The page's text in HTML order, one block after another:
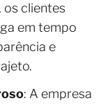
os clientes
em tempo
e
: A empresa